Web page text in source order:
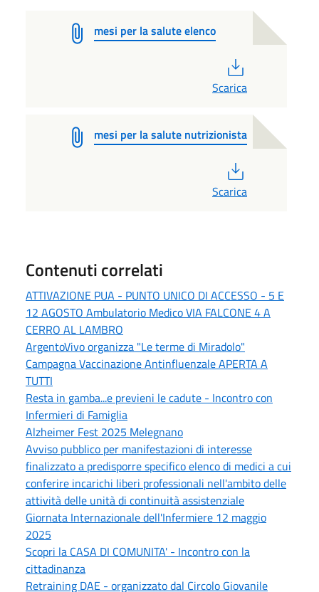
mesi per la salute elenco
Scarica
mesi per la salute nutrizionista
Scarica
Contenuti correlati
ATTIVAZIONE PUA - PUNTO UNICO DI ACCESSO - 5 E
12 AGOSTO Ambulatorio Medico VIA FALCONE 4 A
CERRO AL LAMBRO
ArgentoVivo organizza "Le terme di Miradolo"
Campagna Vaccinazione Antinfluenzale APERTA A
TUTTI
Resta in gamba...e previeni le cadute - Incontro con
Infermieri di Famiglia
Alzheimer Fest 2025 Melegnano
Avviso pubblico per manifestazioni di interesse
finalizzato a predisporre specifico elenco di medici a cui
conferire incarichi liberi professionali nell'ambito delle
attività delle unità di continuità assistenziale
Giornata Internazionale dell'Infermiere 12 maggio
2025
Scopri la CASA DI COMUNITA' - Incontro con la
cittadinanza
Retraining DAE - organizzato dal Circolo Giovanile